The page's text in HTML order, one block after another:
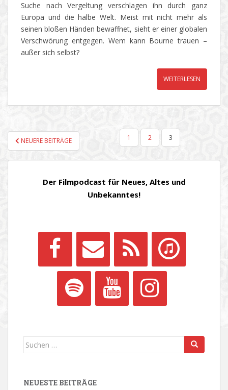
Suche nach Vergeltung verschlagen ihn durch ganz
Europa und die halbe Welt. Meist mit nicht mehr als
seinen bloßen Händen bewaffnet, sieht er einer globalen
Verschwörung entgegen. Wem kann Bourne trauen –
außer sich selbst?
WEITERLESEN
SEITENNUMMERIERUNG
DER
BEITRÄGE
NEUERE BEITRÄGE 1 2 3
Der Filmpodcast für Neues, Altes und
Unbekanntes!
Suchen
NEUESTE BEITRÄGE